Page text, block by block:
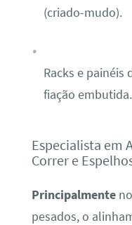
(criado-mudo).
Racks e painéis
fiação embutida.
Especialista em
Correr e
Principalmente
pesados, o